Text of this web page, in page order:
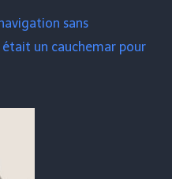
sans
était un cauchemar pour